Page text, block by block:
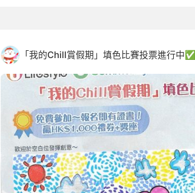
「我的Chill賞假期」填色比賽投票進行中✅